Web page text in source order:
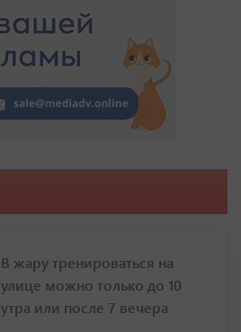
В жару тренироваться на
улице можно только до 10
утра или после 7 вечера